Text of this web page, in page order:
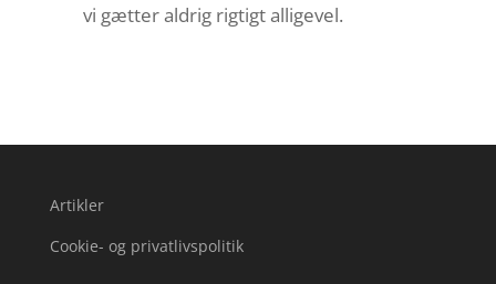
vi gætter aldrig rigtigt alligevel.
Artikler
Cookie- og privatlivspolitik